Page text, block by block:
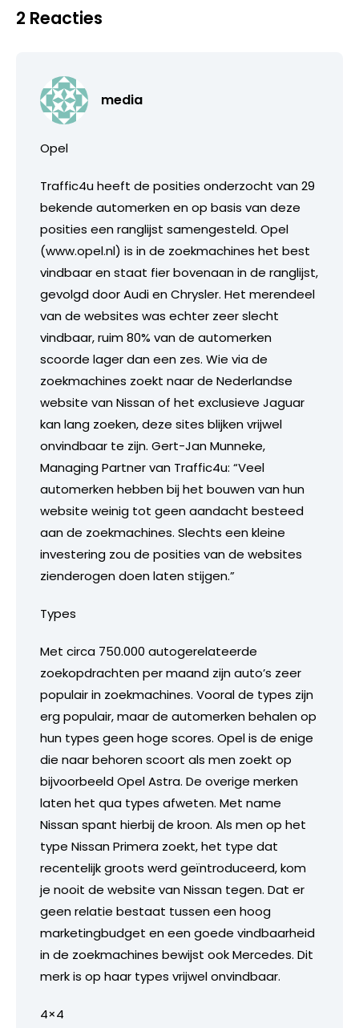
2 Reacties
media
Opel
Traffic4u heeft de posities onderzocht van 29
bekende automerken en op basis van deze
posities een ranglijst samengesteld. Opel
(www.opel.nl) is in de zoekmachines het best
vindbaar en staat fier bovenaan in de ranglijst,
gevolgd door Audi en Chrysler. Het merendeel
van de websites was echter zeer slecht
vindbaar, ruim 80% van de automerken
scoorde lager dan een zes. Wie via de
zoekmachines zoekt naar de Nederlandse
website van Nissan of het exclusieve Jaguar
kan lang zoeken, deze sites blijken vrijwel
onvindbaar te zijn. Gert-Jan Munneke,
Managing Partner van Traffic4u: “Veel
automerken hebben bij het bouwen van hun
website weinig tot geen aandacht besteed
aan de zoekmachines. Slechts een kleine
investering zou de posities van de websites
zienderogen doen laten stijgen.”
Types
Met circa 750.000 autogerelateerde
zoekopdrachten per maand zijn auto’s zeer
populair in zoekmachines. Vooral de types zijn
erg populair, maar de automerken behalen op
hun types geen hoge scores. Opel is de enige
die naar behoren scoort als men zoekt op
bijvoorbeeld Opel Astra. De overige merken
laten het qua types afweten. Met name
Nissan spant hierbij de kroon. Als men op het
type Nissan Primera zoekt, het type dat
recentelijk groots werd geïntroduceerd, kom
je nooit de website van Nissan tegen. Dat er
geen relatie bestaat tussen een hoog
marketingbudget en een goede vindbaarheid
in de zoekmachines bewijst ook Mercedes. Dit
merk is op haar types vrijwel onvindbaar.
4×4